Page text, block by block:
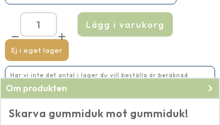
Ej i eget lager
Tejp
för
EPDM
76
mm
×
30,5
m
mängd
Lägg i varukorg
Har vi inte det antal i lager du vill beställa är beräknad
Om produkten
Skarva gummiduk mot gummiduk!